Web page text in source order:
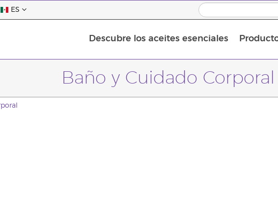
ES
Descubre los aceites esenciales
Baño y Cuidado Corporal